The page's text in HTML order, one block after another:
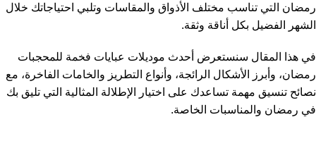
رمضان التي تناسب مختلف الأذواق والمقاسات وتلبي احتياجاتك خلال
الشهر الفضيل بكل أناقة وثقة.
في هذا المقال سنستعرض أحدث موديلات عبايات فخمة للمحجبات
رمضان، وأبرز الأشكال الرائجة، وأنواع التطريز والخامات الفاخرة، مع
نصائح تنسيق مهمة تساعدك على اختيار الإطلالة المثالية التي تليق بك
في رمضان والمناسبات الخاصة.